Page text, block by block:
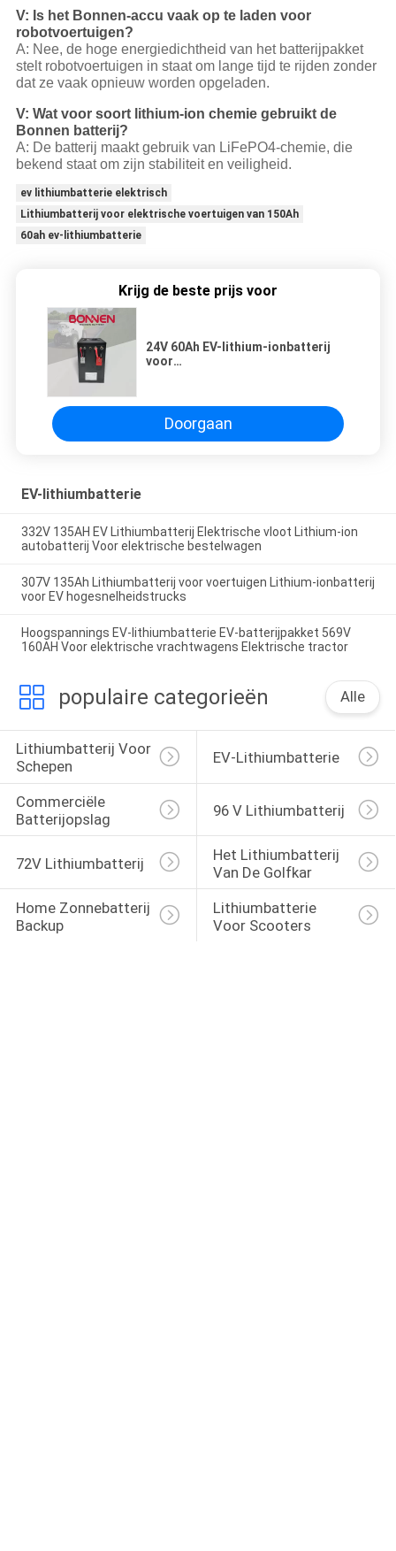
V: Is het Bonnen-accu vaak op te laden voor
robotvoertuigen?
A: Nee, de hoge energiedichtheid van het batterijpakket
stelt robotvoertuigen in staat om lange tijd te rijden zonder
dat ze vaak opnieuw worden opgeladen.
V: Wat voor soort lithium-ion chemie gebruikt de
Bonnen batterij?
A: De batterij maakt gebruik van LiFePO4-chemie, die
bekend staat om zijn stabiliteit en veiligheid.
ev lithiumbatterie elektrisch
Lithiumbatterij voor elektrische voertuigen van 150Ah
60ah ev-lithiumbatterie
Krijg de beste prijs voor
24V 60Ah EV-lithium-ionbatterij
voor
apparaten, elektrische
gereedschappen
Doorgaan
EV-lithiumbatterie
332V 135AH EV Lithiumbatterij Elektrische vloot Lithium-ion
autobatterij Voor elektrische bestelwagen
307V 135Ah Lithiumbatterij voor voertuigen Lithium-ionbatterij
voor EV hogesnelheidstrucks
Hoogspannings EV-lithiumbatterie EV-batterijpakket 569V
160AH Voor elektrische vrachtwagens Elektrische tractor
populaire categorieën Alle
Lithiumbatterij Voor
Schepen
EV-Lithiumbatterie
Commerciële
Batterijopslag
96 V Lithiumbatterij
72V Lithiumbatterij
Het Lithiumbatterij
Van De Golfkar
Home Zonnebatterij
Backup
Lithiumbatterie
Voor Scooters